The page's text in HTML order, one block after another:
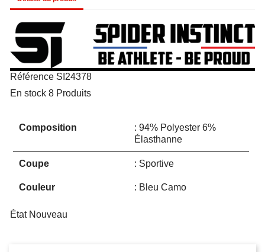
Référence SI24378
En stock 8 Produits
Composition
94% Polyester 6%
Élasthanne
Coupe Sportive
Couleur Bleu Camo
État Nouveau